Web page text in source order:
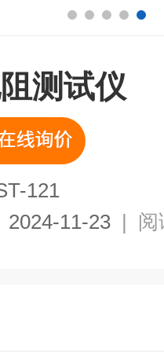
测试仪
121
2024-11-23 | 阅